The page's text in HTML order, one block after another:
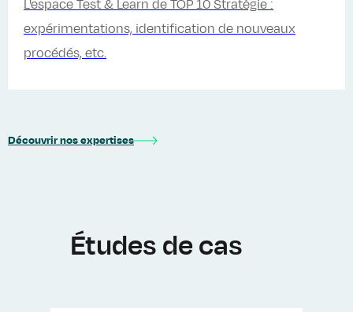
L'espace Test & Learn de TOP 10 Stratégie :
expérimentations, identification de nouveaux
procédés, etc.
Découvrir nos expertises
Études de cas